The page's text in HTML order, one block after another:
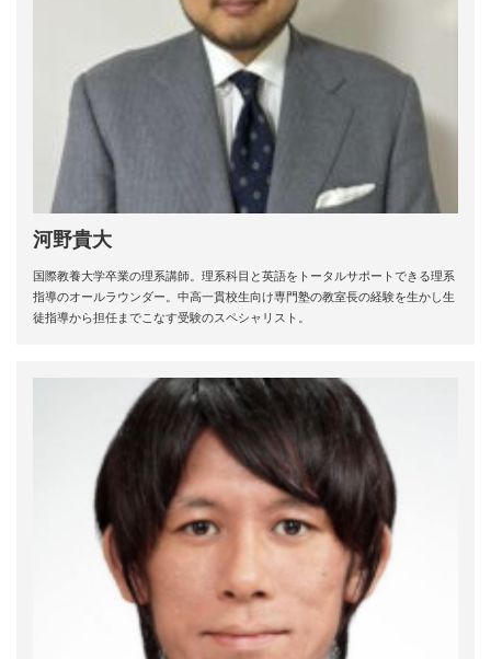
河野貴大
国際教養大学卒業の理系講師。理系科目と英語をトータルサポートできる理系
指導のオールラウンダー。中高一貫校生向け専門塾の教室長の経験を生かし生
徒指導から担任までこなす受験のスペシャリスト。